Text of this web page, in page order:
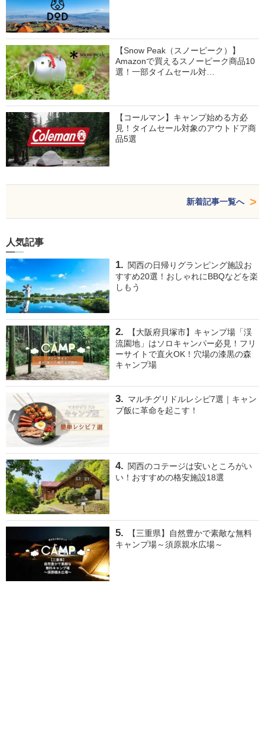
【Snow Peak（スノーピーク）】
Amazonで買えるスノーピーク商品10
選！一部タイムセール対…
【コールマン】キャンプ始める方必
見！タイムセール対象のアウトドア商
品5選
新着記事一覧へ
人気記事
関西の日帰りグランピング施設お
すすめ20選！おしゃれにBBQなどを楽
しもう
【大阪府貝塚市】キャンプ場「渓
流園地」はソロキャンパー必見！フリ
ーサイトで直火OK！穴場の漆黒の森
キャンプ場
マルチグリドルレシピ7選｜キャン
プ飯に革命を起こす！
関西のコテージは安いところがい
い！おすすめの格安施設18選
【三重県】自然豊かで素敵な無料
キャンプ場～須原親水広場～